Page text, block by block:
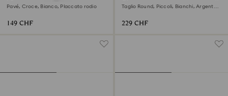
Pavé, Croce, Bianco, Placcato rodio
149 CHF
Classica
Taglio Round, Piccoli, Bianchi, Argento
229 CHF